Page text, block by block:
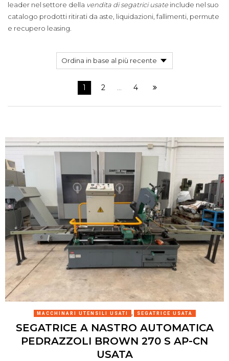
leader nel settore della vendita di segatrici usate include nel suo
catalogo prodotti ritirati da aste, liquidazioni, fallimenti, permute
e recupero leasing.
1 2 4
MACCHINARI UTENSILI USATI , SEGATRICE USATA
SEGATRICE A NASTRO AUTOMATICA
PEDRAZZOLI BROWN 270 S AP-CN
USATA